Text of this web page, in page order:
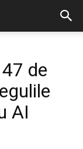
de
AI